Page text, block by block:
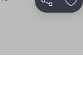
シェア お